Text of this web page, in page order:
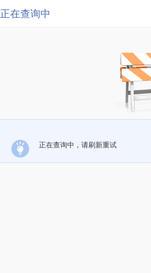
正在查询中
正在查询中，请刷新重试